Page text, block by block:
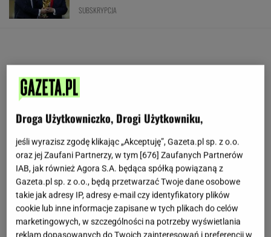
SUBSKRYPCJA
Droga Użytkowniczko, Drogi Użytkowniku,
jeśli wyrazisz zgodę klikając „Akceptuję”, Gazeta.pl sp. z o.o.
oraz jej Zaufani Partnerzy, w tym [676] Zaufanych Partnerów
IAB, jak również Agora S.A. będąca spółką powiązaną z
Gazeta.pl sp. z o.o., będą przetwarzać Twoje dane osobowe
takie jak adresy IP, adresy e-mail czy identyfikatory plików
cookie lub inne informacje zapisane w tych plikach do celów
marketingowych, w szczególności na potrzeby wyświetlania
reklam dopasowanych do Twoich zainteresowań i preferencji w